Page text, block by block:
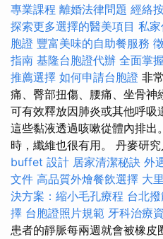
專業課程 離婚法律問題 經絡
探索更多選擇的醫美項目 私
胞證 豐富美味的自助餐服務
指南 基隆台胞證代辦 全面掌
推薦選擇 如何申請台胞證 非
痛、臀部扭傷、腰痛、坐骨神
可有效釋放因肺炎或其他呼吸
這些黏液透過咳嗽從體內排出
時，纖維也很有用。 丹麥研
buffet 設計 居家清潔秘訣 外
文件 高品質外燴餐飲選擇 大
決方案：縮小毛孔療程 台北
擇 台胞證照片規範 牙科治療
患者的靜脈每兩週就會被橡皮